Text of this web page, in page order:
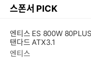
스폰서 PICK
엔티스 ES 800W
탠다드 ATX3.1
엔티스